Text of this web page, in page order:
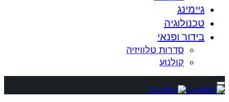
גיימינג
טכנולוגיה
בידור ופנאי
סדרות טלוויזיה
קולנוע